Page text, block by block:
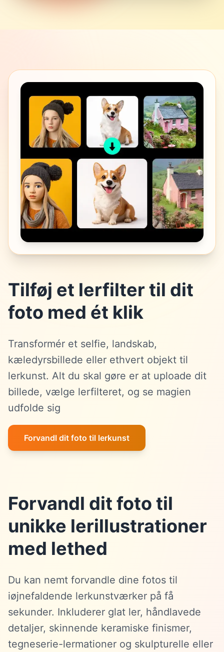
Tilføj et lerfilter til dit
foto med ét klik
Transformér et selfie, landskab,
kæledyrsbillede eller ethvert objekt til
lerkunst. Alt du skal gøre er at uploade dit
billede, vælge lerfilteret, og se magien
udfolde sig
Forvandl dit foto til lerkunst
Forvandl dit foto til
unikke lerillustrationer
med lethed
Du kan nemt forvandle dine fotos til
iøjnefaldende lerkunstværker på få
sekunder. Inkluderer glat ler, håndlavede
detaljer, skinnende keramiske finismer,
tegneserie-lermationer og skulpturelle eller